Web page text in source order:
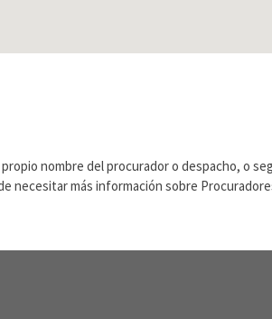
nombre del procurador o despacho, o
necesitar más información sobre